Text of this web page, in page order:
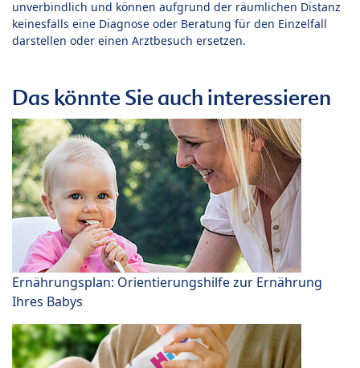
unverbindlich und können aufgrund der räumlichen Distanz
keinesfalls eine Diagnose oder Beratung für den Einzelfall
darstellen oder einen Arztbesuch ersetzen.
Das könnte Sie auch interessieren
Ernährungsplan: Orientierungshilfe zur Ernährung
Ihres Babys